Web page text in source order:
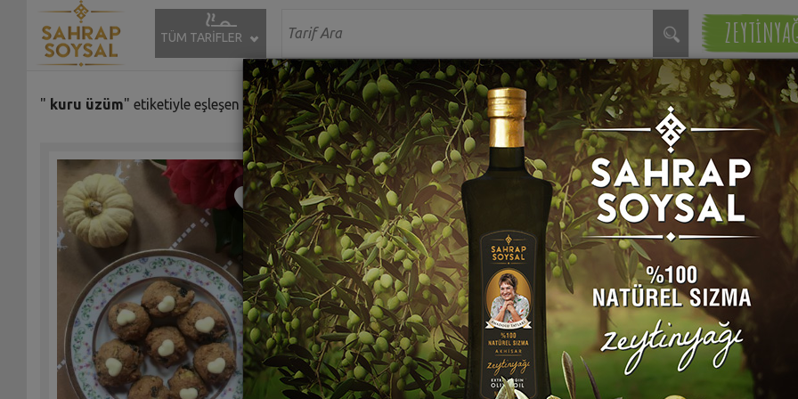
TÜM TARİFLER
" kuru üzüm" etiketiyle eşleşen (49) tarif bulundu.